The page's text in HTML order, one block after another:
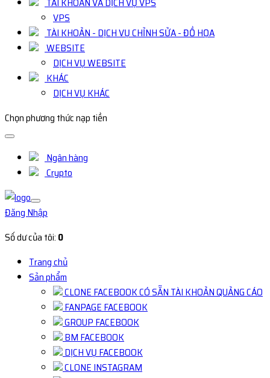
VPS
TÀI KHOẢN - DỊCH VỤ CHỈNH SỬA - ĐỒ HỌA
WEBSITE
DỊCH VỤ WEBSITE
KHÁC
DỊCH VỤ KHÁC
Chọn phương thức nạp tiền
Ngân hàng
Crypto
Đăng Nhập
Số dư của tôi: 0
Trang chủ
Sản phẩm
CLONE FACEBOOK CÓ SẴN TÀI KHOẢN QUẢNG CÁO
FANPAGE FACEBOOK
GROUP FACEBOOK
BM FACEBOOK
DỊCH VỤ FACEBOOK
CLONE INSTAGRAM